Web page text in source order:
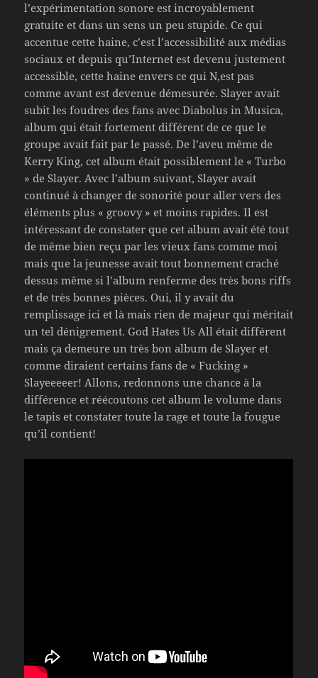
l’expérimentation sonore est incroyablement
gratuite et dans un sens un peu stupide. Ce qui
accentue cette haine, c’est l’accessibilité aux médias
sociaux et depuis qu’Internet est devenu justement
accessible, cette haine envers ce qui N,est pas
comme avant est devenue démesurée. Slayer avait
subit les foudres des fans avec Diabolus in Musica,
album qui était fortement différent de ce que le
groupe avait fait par le passé. De l’aveu même de
Kerry King, cet album était possiblement le « Turbo
» de Slayer. Avec l’album suivant, Slayer avait
continué à changer de sonorité pour aller vers des
éléments plus « groovy » et moins rapides. Il est
intéressant de constater que cet album avait été tout
de même bien reçu par les vieux fans comme moi
mais que la jeunesse avait tout bonnement craché
dessus même si l’album renferme des très bons riffs
et de très bonnes pièces. Oui, il y avait du
remplissage ici et là mais rien de majeur qui méritait
un tel dénigrement. God Hates Us All était différent
mais ça demeure un très bon album de Slayer et
comme diraient certains fans de « Fucking »
Slayeeeeer! Allons, redonnons une chance à la
différence et réécoutons cet album le volume dans
le tapis et constater toute la rage et toute la fougue
qu’il contient!